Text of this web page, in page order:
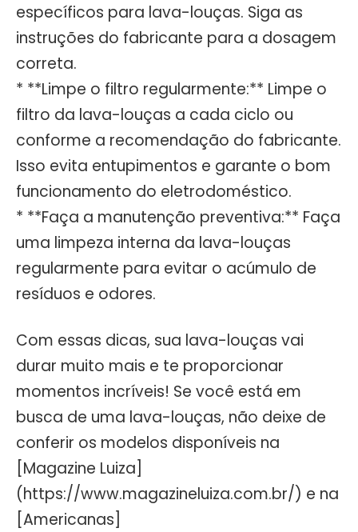
específicos para lava-louças. Siga as
instruções do fabricante para a dosagem
correta.
* **Limpe o filtro regularmente:** Limpe o
filtro da lava-louças a cada ciclo ou
conforme a recomendação do fabricante.
Isso evita entupimentos e garante o bom
funcionamento do eletrodoméstico.
* **Faça a manutenção preventiva:** Faça
uma limpeza interna da lava-louças
regularmente para evitar o acúmulo de
resíduos e odores.
Com essas dicas, sua lava-louças vai
durar muito mais e te proporcionar
momentos incríveis! Se você está em
busca de uma lava-louças, não deixe de
conferir os modelos disponíveis na
[Magazine Luiza]
(https://www.magazineluiza.com.br/) e na
[Americanas]